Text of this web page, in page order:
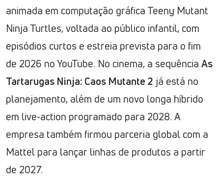
animada em computação gráfica Teeny Mutant
Ninja Turtles, voltada ao público infantil, com
episódios curtos e estreia prevista para o fim
de 2026 no YouTube. No cinema, a sequência As
Tartarugas Ninja: Caos Mutante 2 já está no
planejamento, além de um novo longa híbrido
em live-action programado para 2028. A
empresa também firmou parceria global com a
Mattel para lançar linhas de produtos a partir
de 2027.